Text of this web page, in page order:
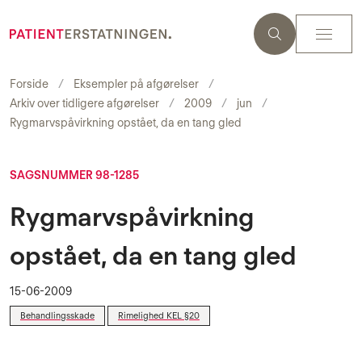
Forside
Eksempler på afgørelser
Arkiv over tidligere afgørelser
2009
jun
Rygmarvspåvirkning opstået, da en tang gled
SAGSNUMMER 98-1285
Rygmarvspåvirkning
opstået, da en tang gled
15-06-2009
Behandlingsskade Rimelighed KEL §20